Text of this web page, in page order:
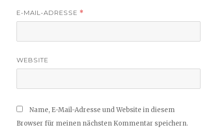
E-MAIL-ADRESSE *
WEBSITE
Name, E-Mail-Adresse und Website in diesem
Browser für meinen nächsten Kommentar speichern.